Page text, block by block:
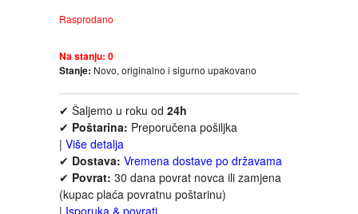
ISTORIJSKI
KLASICI
KNJIGE ZA DECU
KOMEDIJA
Rasprodano
Na stanju: 0
Stanje: Novo, originalno i sigurno upakovano
✔ Šaljemo u roku od 24h
✔ Poštarina: Preporučena pošiljka
| Više detalja
✔ Dostava: Vremena dostave po državama
✔ Povrat: 30 dana povrat novca ili zamjena
(kupac plaća povratnu poštarinu)